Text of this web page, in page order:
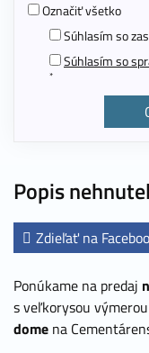
Popis
Zdieľať na
Ponúkame na predaj
s veľkorysou výmerou
dome na
Označiť všetko
Súhlasím so
Súhlasím so
*